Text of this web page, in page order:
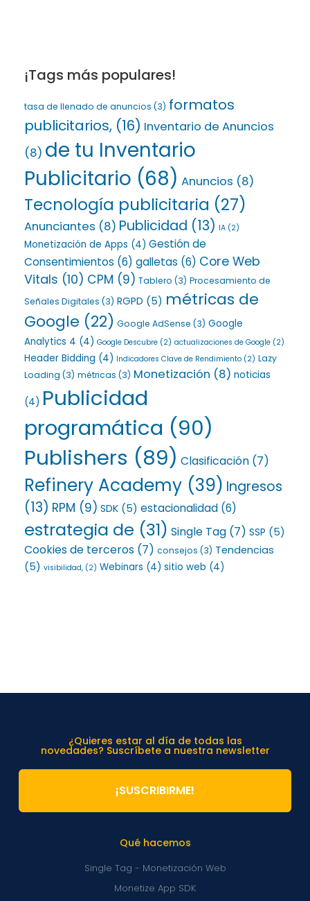
¡Tags más populares!
tasa de llenado de anuncios (3) formatos
publicitarios, (16) Inventario de Anuncios
(8) de tu Inventario
Publicitario (68) Anuncios (8)
Tecnología publicitaria (27)
Anunciantes (8) Publicidad (13) IA (2)
Monetización de Apps (4) Gestión de
Consentimientos (6) galletas (6) Core Web
Vitals (10) CPM (9) Tablero (3) Procesamiento de
Señales Digitales (3) RGPD (5) métricas de
Google (22) Google AdSense (3) Google
Analytics 4 (4) Google Descubre (2) actualizaciones de Google (2)
Header Bidding (4) Indicadores Clave de Rendimiento (2) Lazy
Loading (3) métricas (3) Monetización (8) noticias
(4) Publicidad
programática (90)
Publishers (89) Clasificación (7)
Refinery Academy (39) Ingresos
(13) RPM (9) SDK (5) estacionalidad (6)
estrategia de (31) Single Tag (7) SSP (5)
Cookies de terceros (7) consejos (3) Tendencias
(5) visibilidad, (2) Webinars (4) sitio web (4)
Qué hacemos
Single Tag - Monetización Web
Monetize App SDK
¿Quieres estar al día de todas las
novedades? Suscríbete a nuestra newsletter
¡SUSCRIBIRME!